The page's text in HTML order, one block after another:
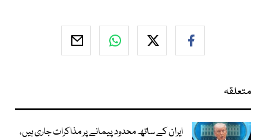
متعلقہ
ایران کے ساتھ محدود پیمانے پر مذاکرات جاری ہیں،